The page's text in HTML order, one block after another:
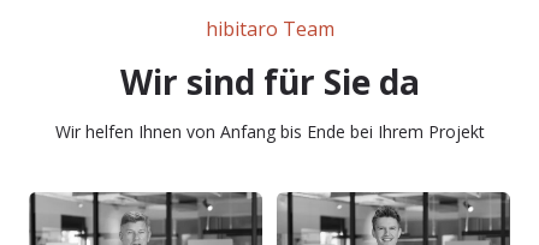
hibitaro Team
Wir sind für Sie da
Wir helfen Ihnen von Anfang bis Ende bei Ihrem Projekt